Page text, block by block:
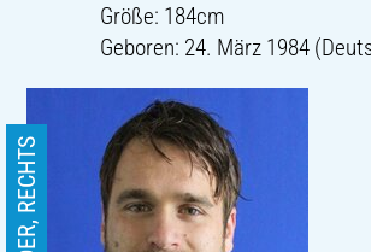
Größe: 184cm
Geboren: 24. März 1984